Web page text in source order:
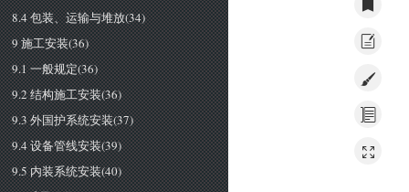
8.4 包装、运输与堆放(34)
9 施工安装(36)
9.1 一般规定(36)
9.2 结构施工安装(36)
9.3 外国护系统安装(37)
9.4 设备管线安装(39)
9.5 内装系统安装(40)